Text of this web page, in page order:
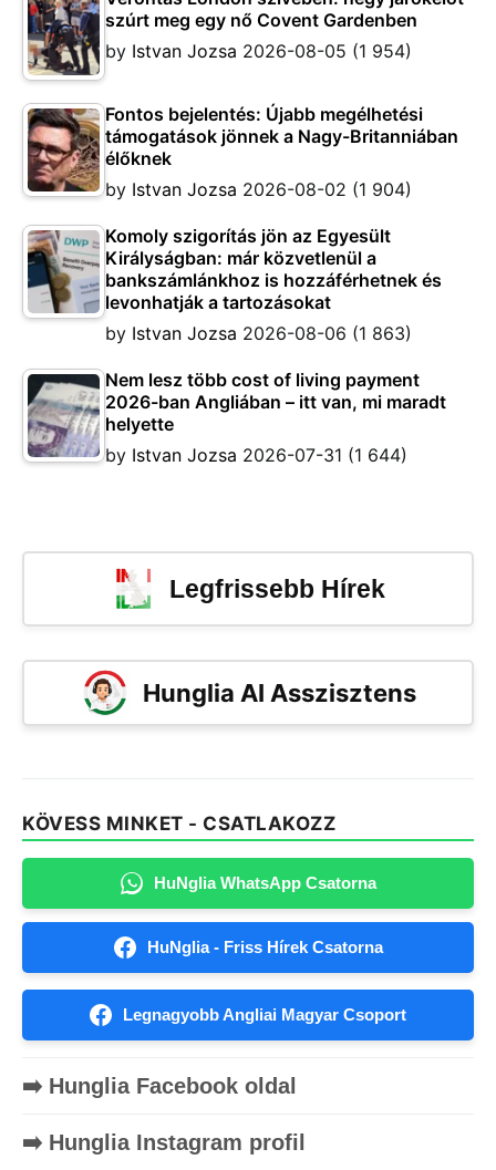
szúrt meg egy nő Covent Gardenben
by Istvan Jozsa 2026-08-05 (1 954)
Fontos bejelentés: Újabb megélhetési
támogatások jönnek a Nagy-Britanniában
élőknek
by Istvan Jozsa 2026-08-02 (1 904)
Komoly szigorítás jön az Egyesült
Királyságban: már közvetlenül a
bankszámlánkhoz is hozzáférhetnek és
levonhatják a tartozásokat
by Istvan Jozsa 2026-08-06 (1 863)
Nem lesz több cost of living payment
2026-ban Angliában – itt van, mi maradt
helyette
by Istvan Jozsa 2026-07-31 (1 644)
Legfrissebb Hírek
Hunglia AI Asszisztens
KÖVESS MINKET - CSATLAKOZZ
HuNglia WhatsApp Csatorna
HuNglia - Friss Hírek Csatorna
Legnagyobb Angliai Magyar Csoport
➡️ Hunglia Facebook oldal
➡️ Hunglia Instagram profil